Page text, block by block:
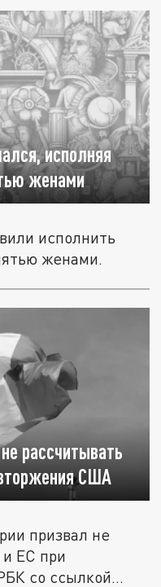
исполняя
женами
исполнить
женами.
рассчитывать
США
призвал не
ЕС при
со ссылкой